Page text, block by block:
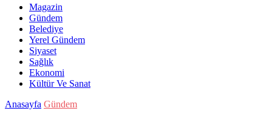
Magazin
Gündem
Belediye
Yerel Gündem
Siyaset
Sağlık
Ekonomi
Kültür Ve Sanat
Anasayfa Gündem